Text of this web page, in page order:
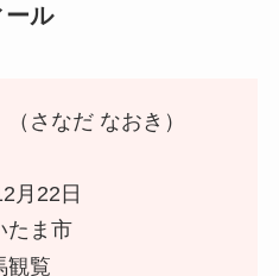
ール
さなだ なおき）
月22日
たま市
観覧